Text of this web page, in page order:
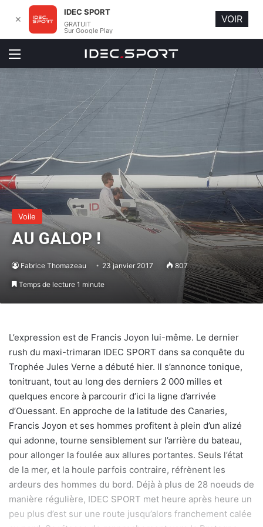
Menu
Voile
AU GALOP !
Fabrice Thomazeau 23 janvier 2017 807
Temps de lecture 1 minute
L’expression est de Francis Joyon lui-même. Le dernier
rush du maxi-trimaran IDEC SPORT dans sa conquête du
Trophée Jules Verne a débuté hier. Il s’annonce tonique,
tonitruant, tout au long des derniers 2 000 milles et
quelques encore à parcourir d’ici la ligne d’arrivée
d’Ouessant. En approche de la latitude des Canaries,
Francis Joyon et ses hommes profitent à plein d’un alizé
qui adonne, tourne sensiblement sur l’arrière du bateau,
pour allonger la foulée aux allures portantes. Seuls l’état
de la mer, et la houle parfois contraire, réfrènent les
ardeurs des hommes du bord. Déjà à plus de 28 noeuds de
manière régulière, IDEC SPORT met heure après heure un
peu plus d’est sur une route jusqu’alors franchement calée
✕
IDEC SPORT
GRATUIT
Sur Google Play
VOIR